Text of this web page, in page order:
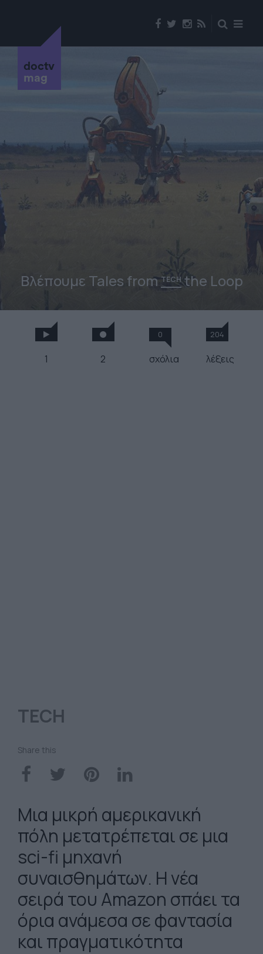
doctv
mag
Βλέπουμε Tales fromTECHthe Loop
1 2
0
σχόλια
204
λέξεις
TECH
Share this
Μια μικρή αμερικανική
πόλη μετατρέπεται σε μια
sci-fi μηχανή
συναισθημάτων. Η νέα
σειρά του Amazon σπάει τα
όρια ανάμεσα σε φαντασία
και πραγματικότητα